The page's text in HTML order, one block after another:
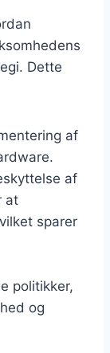
Dette
af
af
at
sparer
politikker,
og